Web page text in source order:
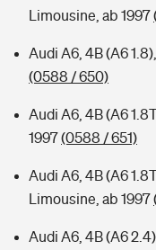
Limousine, ab 1997
Audi A6, 4B (A6
(0588 / 650)
Audi A6, 4B (A6
1997(0588 / 651)
Audi A6, 4B (A6
Limousine, ab 1997
Audi A6, 4B (A6